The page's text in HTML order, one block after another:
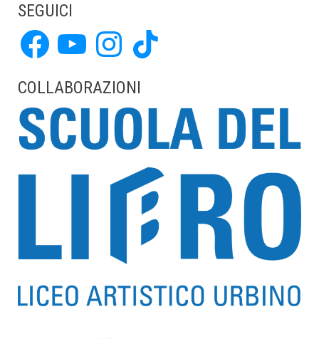
SEGUICI
FacebookYouTube Instagram TikTok
COLLABORAZIONI